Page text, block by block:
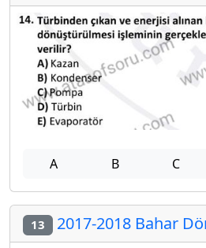
A B C
13 2017-2018 Bahar